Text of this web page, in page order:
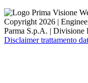
Copyright 2026 |
Parma S.p.A. |
Disclaimer trattamento